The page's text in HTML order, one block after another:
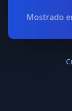
Mostrado